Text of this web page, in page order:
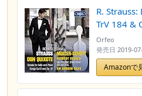
R.
TrV 184 &
Orfeo
発売日 2019-
Amazonで